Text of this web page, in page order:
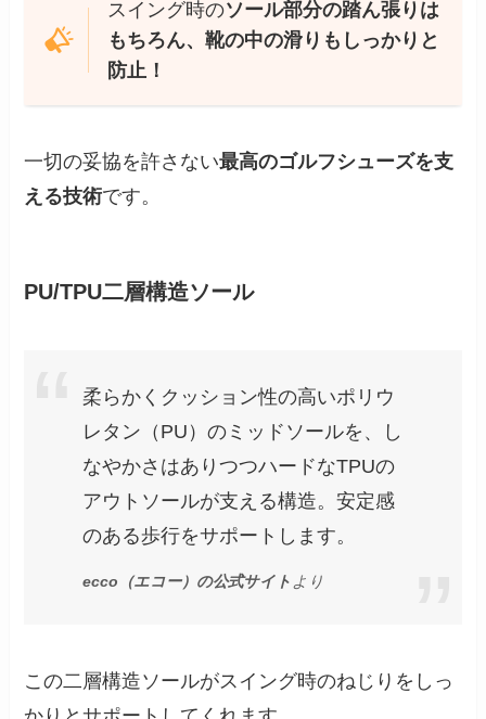
スイング時のソール部分の踏ん張りは
もちろん、靴の中の滑りもしっかりと
防止！
一切の妥協を許さない最高のゴルフシューズを支
える技術です。
PU/TPU二層構造ソール
柔らかくクッション性の高いポリウ
レタン（PU）のミッドソールを、し
なやかさはありつつハードなTPUの
アウトソールが支える構造。安定感
のある歩行をサポートします。
ecco（エコー）の公式サイト より
この二層構造ソールがスイング時のねじりをしっ